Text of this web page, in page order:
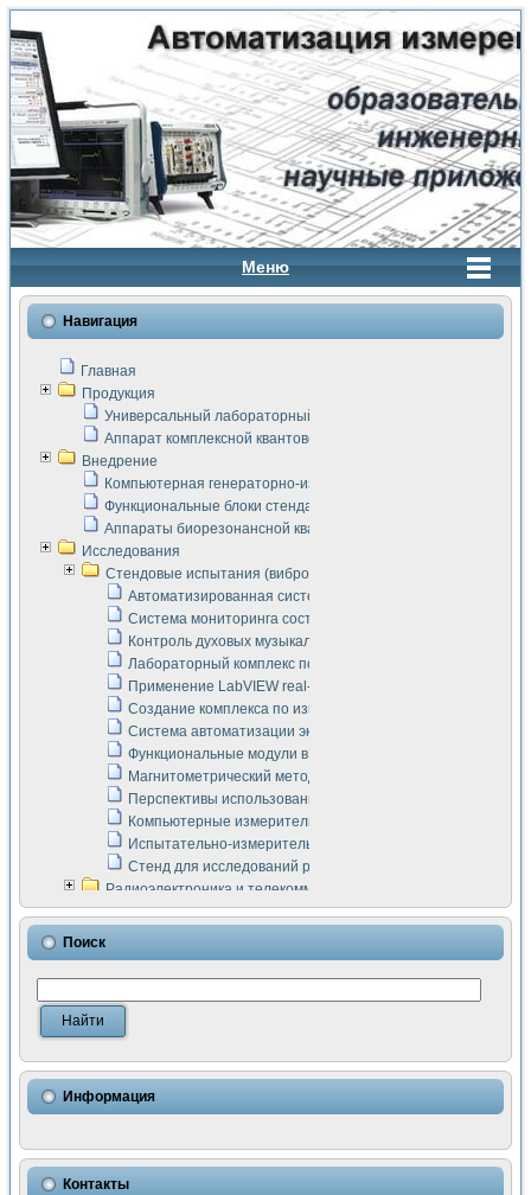
Меню
Навигация
Главная
Продукция
Универсальный лабораторный стенд "Сигнал-USB"
Аппарат комплексной квантовой терапии Интроскан
Внедрение
Компьютерная генераторно-измерительная система
Функциональные блоки стенда "Сигнал-USB"
Аппараты биорезонансной квантовой терапии серии СКАН
Исследования
Стендовые испытания (виброакустика, тензометрия и т.п.)
Автоматизированная система измерения параметров
Система мониторинга состояния тяговых
Контроль духовых музыкальных инструментов
Лабораторный комплекс по исследованию элементной
Применение LabVIEW real-time module для
Создание комплекса по измерению скорости подвижного
Система автоматизации экспериментальных
Функциональные модули в стандарте Nl SCXI для
Магнитометрический метод в дефектоскопии сварных
Перспективы использования машинного зрения в
Компьютерные измерительные системы для
Испытательно-измерительный комплекс аппаратуры для
Стенд для исследований рабочих процессов ДВС в
Радиоэлектроника и телекоммуникации
LabVIEW в расчетах радиолиний систем передачи данных
Аппаратно-программный комплекс для исследования
Виртуальный лабораторный стенд для исследования
Измерение шумовых параметров операционных
Измерительный преобразователь на основе цифровой
Использование NI LabVIEW для математического
Исследовние возможности создания измерителя ВАХ
Математическое моделирование генератора сигналов -
Применение осциллографического модуля с высоким
Симуляция отклика импульсного радиолокационного
Поиск
Информация
Контакты